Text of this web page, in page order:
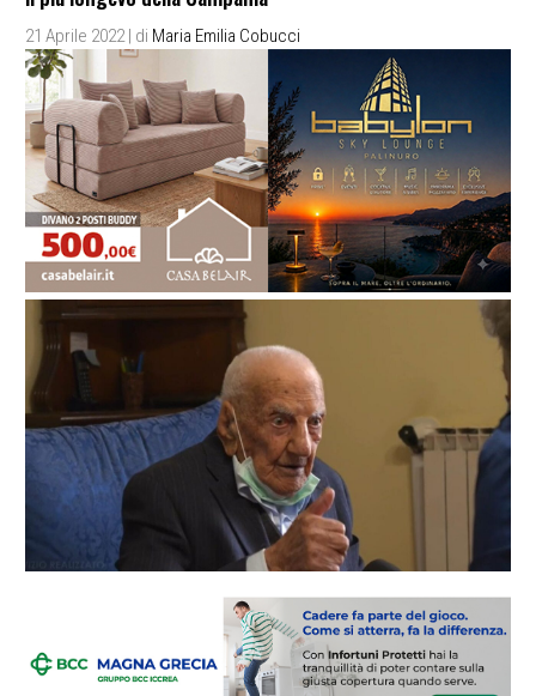
21 Aprile 2022 | di Maria Emilia Cobucci